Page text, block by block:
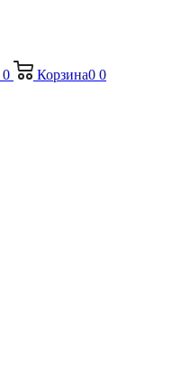
0 Корзина0 0